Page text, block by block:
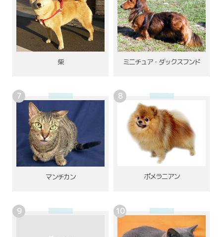
柴 ミニチュア・ダックスフンド
マンチカン ポメラニアン